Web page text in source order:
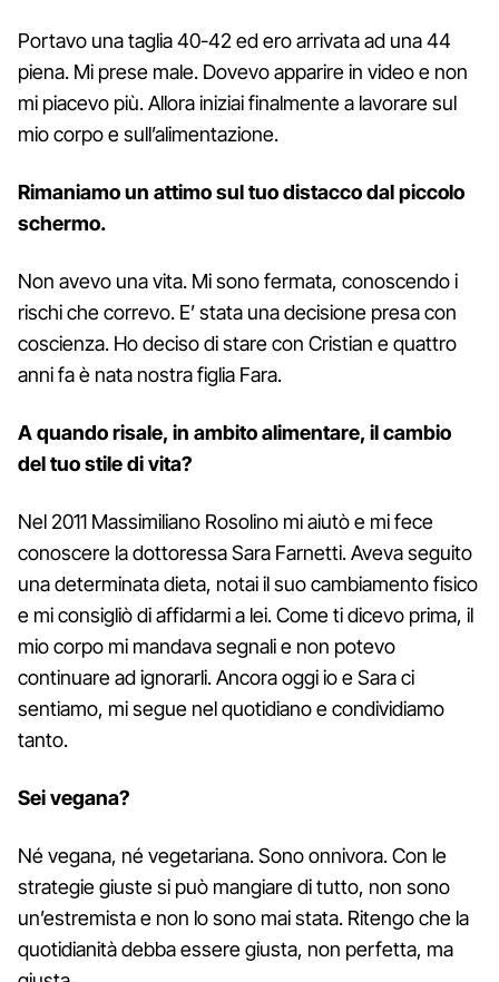
Portavo una taglia 40-42 ed ero arrivata ad una 44
piena. Mi prese male. Dovevo apparire in video e non
mi piacevo più. Allora iniziai finalmente a lavorare sul
mio corpo e sull’alimentazione.
Rimaniamo un attimo sul tuo distacco dal piccolo
schermo.
Non avevo una vita. Mi sono fermata, conoscendo i
rischi che correvo. E’ stata una decisione presa con
coscienza. Ho deciso di stare con Cristian e quattro
anni fa è nata nostra figlia Fara.
A quando risale, in ambito alimentare, il cambio
del tuo stile di vita?
Nel 2011 Massimiliano Rosolino mi aiutò e mi fece
conoscere la dottoressa Sara Farnetti. Aveva seguito
una determinata dieta, notai il suo cambiamento fisico
e mi consigliò di affidarmi a lei. Come ti dicevo prima, il
mio corpo mi mandava segnali e non potevo
continuare ad ignorarli. Ancora oggi io e Sara ci
sentiamo, mi segue nel quotidiano e condividiamo
tanto.
Sei vegana?
Né vegana, né vegetariana. Sono onnivora. Con le
strategie giuste si può mangiare di tutto, non sono
un’estremista e non lo sono mai stata. Ritengo che la
quotidianità debba essere giusta, non perfetta, ma